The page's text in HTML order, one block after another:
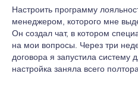
Настроить программу
менеджером, которого мне
Он создал чат, в котором
на мои вопросы. Через три
договора я запустила систему
настройка заняла всего